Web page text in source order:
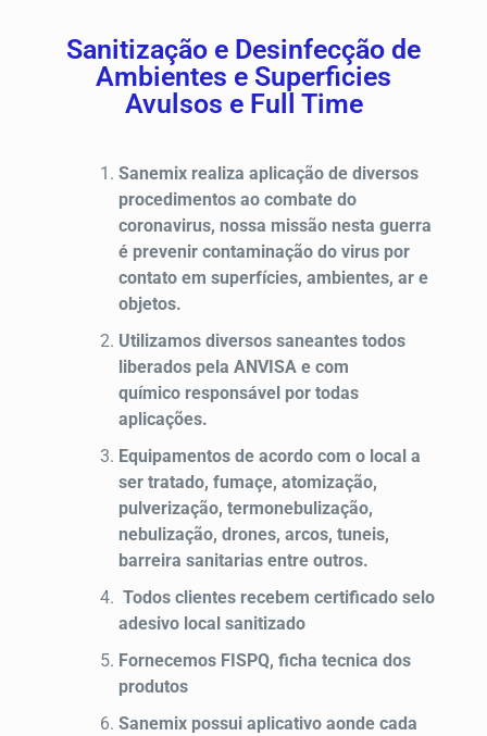
Sanitização e Desinfecção de
Ambientes e Superficies
Avulsos e Full Time
Sanemix realiza aplicação de diversos
procedimentos ao combate do
coronavirus, nossa missão nesta guerra
é prevenir contaminação do virus por
contato em superfícies, ambientes, ar e
objetos.
Utilizamos diversos saneantes todos
liberados pela ANVISA e com
químico responsável por todas
aplicações.
Equipamentos de acordo com o local a
ser tratado, fumaçe, atomização,
pulverização, termonebulização,
nebulização, drones, arcos, tuneis,
barreira sanitarias entre outros.
Todos clientes recebem certificado selo
adesivo local sanitizado
Fornecemos FISPQ, ficha tecnica dos
produtos
Sanemix possui aplicativo aonde cada